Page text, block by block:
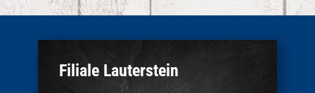
Filiale La​uterstein